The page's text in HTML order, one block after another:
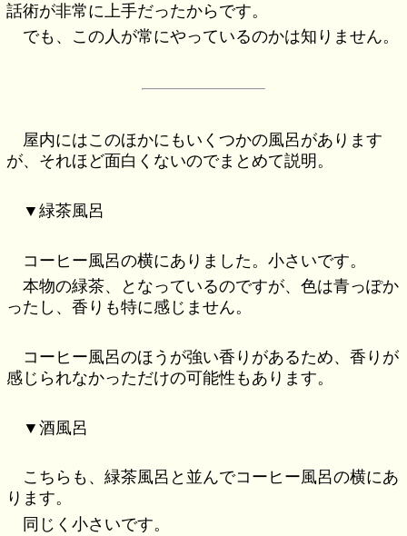
話術が非常に上手だったからです。
でも、この人が常にやっているのかは知りません。
屋内にはこのほかにもいくつかの風呂があります
が、それほど面白くないのでまとめて説明。
▼緑茶風呂
コーヒー風呂の横にありました。小さいです。
本物の緑茶、となっているのですが、色は青っぽか
ったし、香りも特に感じません。
コーヒー風呂のほうが強い香りがあるため、香りが
感じられなかっただけの可能性もあります。
▼酒風呂
こちらも、緑茶風呂と並んでコーヒー風呂の横にあ
ります。
同じく小さいです。